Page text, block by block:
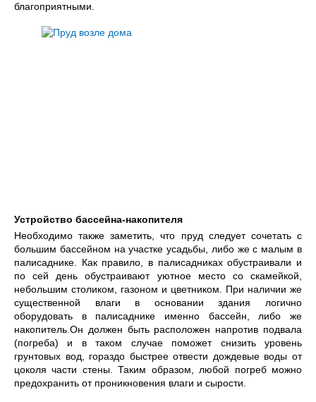
благоприятными.
Устройство бассейна-накопителя
Необходимо также заметить, что пруд следует сочетать с
большим бассейном на участке усадьбы, либо же с малым в
палисаднике. Как правило, в палисадниках обустраивали и
по сей день обустраивают уютное место со скамейкой,
небольшим столиком, газоном и цветником. При наличии же
существенной влаги в основании здания логично
оборудовать в палисаднике именно бассейн, либо же
накопитель.Он должен быть расположен напротив подвала
(погреба) и в таком случае поможет снизить уровень
грунтовых вод, гораздо быстрее отвести дождевые воды от
цоколя части стены. Таким образом, любой погреб можно
предохранить от проникновения влаги и сырости.